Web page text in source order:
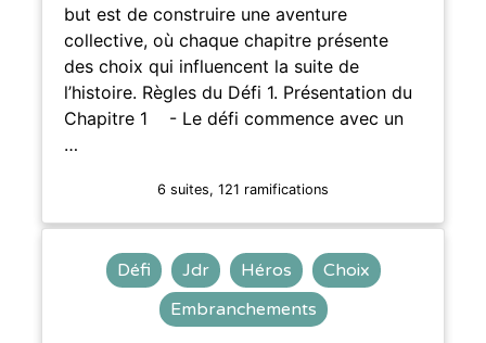
but est de construire une aventure
collective, où chaque chapitre présente
des choix qui influencent la suite de
l’histoire. Règles du Défi 1. Présentation du
Chapitre 1 - Le défi commence avec un
…
6 suites, 121 ramifications
Défi Jdr Héros
Choix
Embranchements